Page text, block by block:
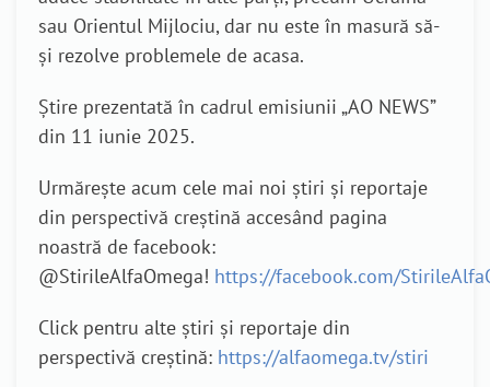
sau Orientul Mijlociu, dar nu este în masură să-
și rezolve problemele de acasa.
Știre prezentată în cadrul emisiunii „AO NEWS”
din 11 iunie 2025.
Urmărește acum cele mai noi știri și reportaje
din perspectivă creștină accesând pagina
noastră de facebook:
@StirileAlfaOmega! https://facebook.com/
Click pentru alte știri și reportaje din
perspectivă creștină: https://alfaomega.tv/stiri